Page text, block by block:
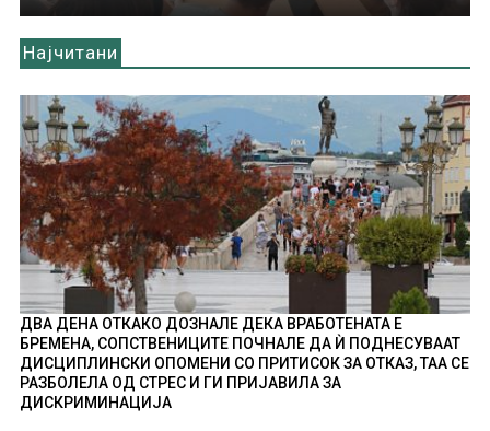
Најчитани
ДВА ДЕНА ОТКАКО ДОЗНАЛЕ ДЕКА ВРАБОТЕНАТА Е
БРЕМЕНА, СОПСТВЕНИЦИТЕ ПОЧНАЛЕ ДА Ѝ ПОДНЕСУВААТ
ДИСЦИПЛИНСКИ ОПОМЕНИ СО ПРИТИСОК ЗА ОТКАЗ, ТАА СЕ
РАЗБОЛЕЛА ОД СТРЕС И ГИ ПРИЈАВИЛА ЗА
ДИСКРИМИНАЦИЈА